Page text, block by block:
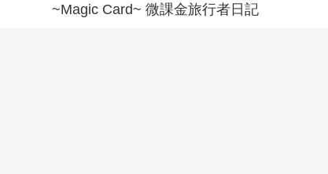
~Magic Card~ 微課金旅行者日記